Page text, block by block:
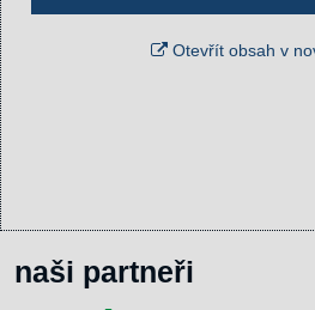
Otevřít obsah v
naši partneři